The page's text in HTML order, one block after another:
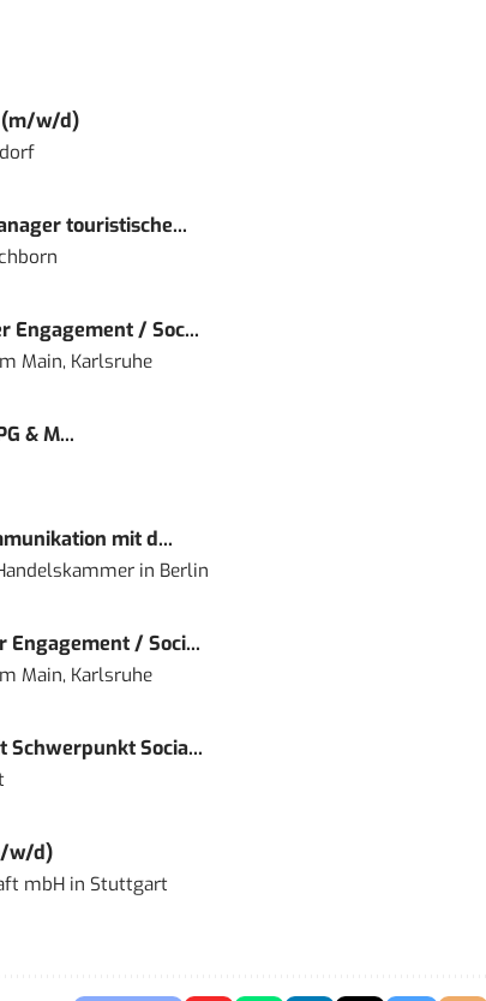
(m/w/d)
touristische...
Engagement / Soc...
Main, Karlsruhe
& M...
mit d...
in Berlin
/ Soci...
Main, Karlsruhe
Socia...
w/d)
mbHin Stuttgart